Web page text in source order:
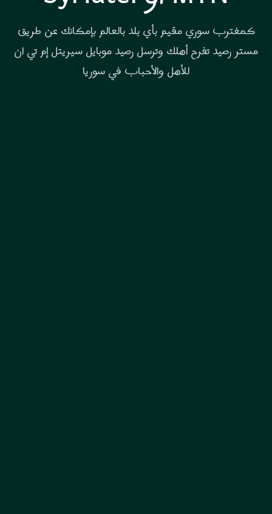
كمغترب سوري مقيم بأي بلد بالعالم بإمكانك عن طريق
مستر رصيد تفرح أهلك وترسل رصيد موبايل سيريتل إم تي ان
للأهل والأحباب في سوريا